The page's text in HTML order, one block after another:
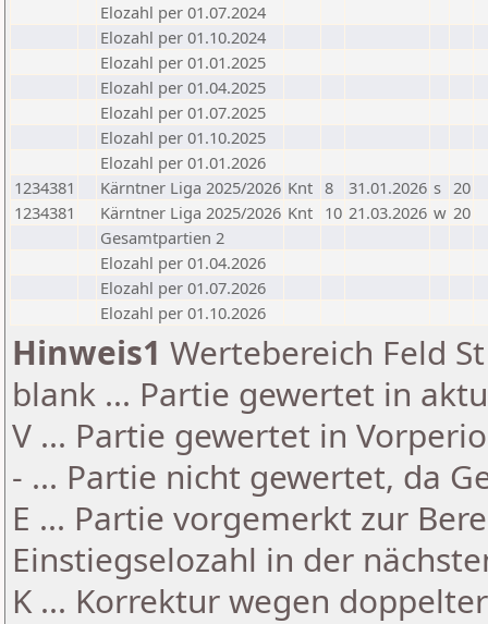
Elozahl per 01.07.2024
Elozahl per 01.10.2024
Elozahl per 01.01.2025
Elozahl per 01.04.2025
Elozahl per 01.07.2025
Elozahl per 01.10.2025
Elozahl per 01.01.2026
1234381
Kärntner Liga 2025/2026 Knt 8 31.01.2026 s 20
1234381
Kärntner Liga 2025/2026 Knt 10 21.03.2026 w 20
Gesamtpartien 2
Elozahl per 01.04.2026
Elozahl per 01.07.2026
Elozahl per 01.10.2026
Hinweis1 Wertebereich Feld
blank ... Partie gewertet in
V ... Partie gewertet in
- ... Partie nicht gewertet, da
E ... Partie vorgemerkt zur
Einstiegselozahl in der
K ... Korrektur wegen